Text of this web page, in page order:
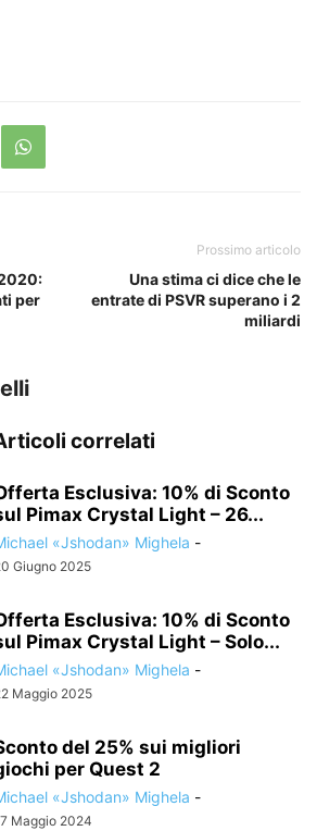
per
Prossimo articolo
Una stima ci dice che le
entrate di PSVR superano i 2
miliardi
correlati
Esclusiva: 10% di Sconto
Pimax Crystal Light – 26...
«Jshodan» Mighela -
Giugno 2025
Esclusiva: 10% di Sconto
Pimax Crystal Light – Solo...
«Jshodan» Mighela -
Maggio 2025
del 25% sui migliori
per Quest 2
«Jshodan» Mighela -
Maggio 2024